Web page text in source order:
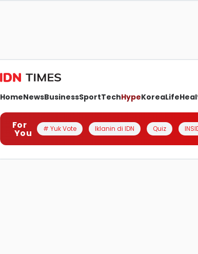
HomeNewsBusinessSportTechHypeKoreaLife
For
You # Yuk Vote Iklanin di IDN Quiz